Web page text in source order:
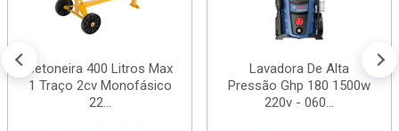
Betoneira 400 Litros Max
1 Traço 2cv Monofásico
22...
Lavadora De Alta
Pressão Ghp 180 1500w
220v - 060...